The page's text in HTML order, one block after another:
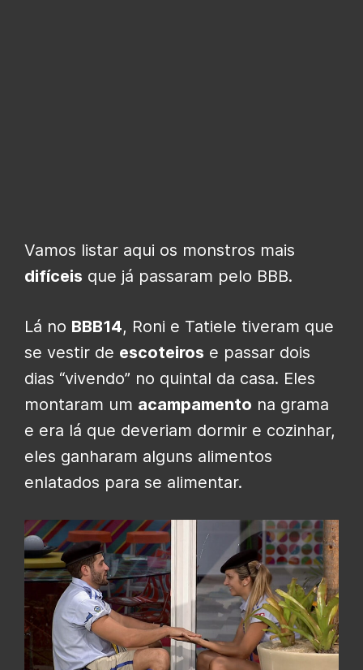
Vamos listar aqui os monstros mais
difíceis que já passaram pelo BBB.
Lá no BBB14, Roni e Tatiele tiveram que
se vestir de escoteiros e passar dois
dias “vivendo” no quintal da casa. Eles
montaram um acampamento na grama
e era lá que deveriam dormir e cozinhar,
eles ganharam alguns alimentos
enlatados para se alimentar.